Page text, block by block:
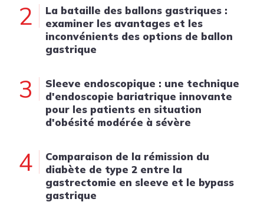
2
La bataille des ballons gastriques :
examiner les avantages et les
inconvénients des options de ballon
gastrique
3
Sleeve endoscopique : une technique
d'endoscopie bariatrique innovante
pour les patients en situation
d'obésité modérée à sévère
4
Comparaison de la rémission du
diabète de type 2 entre la
gastrectomie en sleeve et le bypass
gastrique